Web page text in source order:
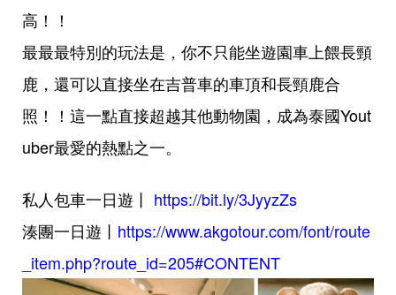
高！！
最最最特別的玩法是，你不只能坐遊園車上餵長頸
鹿，還可以直接坐在吉普車的車頂和長頸鹿合
照！！這一點直接超越其他動物園，成為泰國Yout
uber最愛的熱點之一。
私人包車一日遊丨 https://bit.ly/3JyyzZs
湊團一日遊丨 https://www.akgotour.com/font/route
_item.php?route_id=205#CONTENT